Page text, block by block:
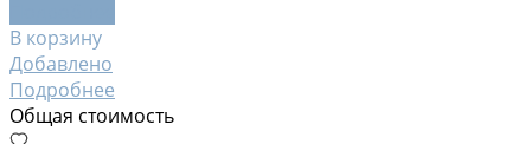
В корзину
Добавлено
Подробнее
Общая стоимость